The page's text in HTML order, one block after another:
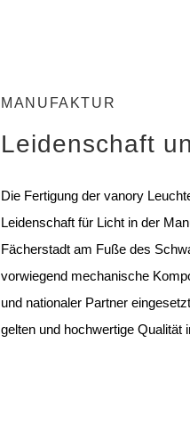
MANUFAKTUR
Leidenschaft
Die Fertigung der vanory
Leidenschaft für Licht in der
Fächerstadt am Fuße des
vorwiegend mechanische
und nationaler Partner
gelten und hochwertige Qualität